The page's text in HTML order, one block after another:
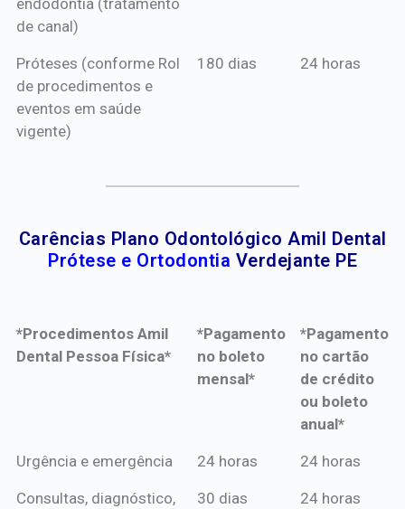
de canal)
Próteses (conforme Rol
de procedimentos e
eventos em saúde
vigente)
180 dias 24 horas
Carências Plano Odontológico Amil Dental
Prótese e Ortodontia Verdejante PE
*Procedimentos Amil
Dental Pessoa Física*
*Pagamento
no boleto
mensal*
*Pagamento
no cartão
de crédito
ou boleto
anual*
*Procedimentos Amil
*Pagamento
mensal*
*Pagamento
de crédito
Urgência e emergência 24 horas 24 horas
Consultas, diagnóstico,
30 dias 24 horas